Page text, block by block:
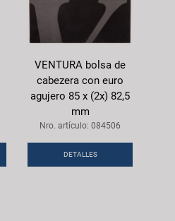
VENTURA bolsa de
cabezera con euro
agujero 85 x (2x) 82,5
mm
Nro. artículo: 084506
DETALLES